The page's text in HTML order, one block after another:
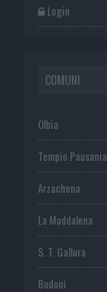
Login
COMUNI
Olbia
Tempio Pausania
Arzachena
La Maddalena
S. T. Gallura
Budoni